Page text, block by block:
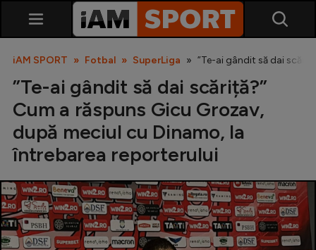
SuperLiga
Liga 2
Cupa României
iAM SPORT Fotbal SuperLiga ”Te-ai gândit să dai
”Te-ai gândit să dai scăriță?”
Cum a răspuns Gicu Grozav,
după meciul cu Dinamo, la
întrebarea reporterului